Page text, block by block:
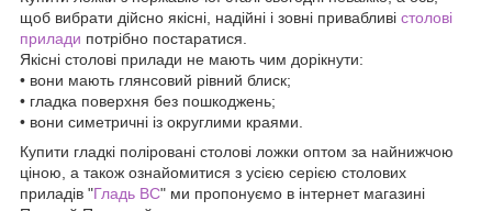
щоб вибрати дійсно якісні, надійні і зовні привабливі столові
прилади потрібно постаратися.
Якісні столові прилади не мають чим дорікнути:
• вони мають глянсовий рівний блиск;
• гладка поверхня без пошкоджень;
• вони симетричні із округлими краями.
Купити гладкі поліровані столові ложки оптом за найнижчою
ціною, а також ознайомитися з усією серією столових
приладів "Гладь ВС" ми пропонуємо в інтернет магазині